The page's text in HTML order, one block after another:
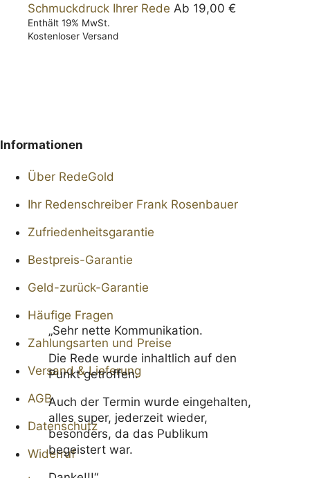
„Sehr nette Kommunikation.
Die Rede wurde inhaltlich auf den
Punkt getroffen.
Auch der Termin wurde eingehalten,
alles super, jederzeit wieder,
besonders, da das Publikum
begeistert war.
Schmuckdruck Ihrer Rede Ab 19,00 €
Enthält 19% MwSt.
Kostenloser Versand
Infor­ma­tionen
Über Rede­Gold
Ihr Reden­schreiber Frank Rosenbauer
Zufrie­den­heits­ga­rantie
Best­preis-Garantie
Geld-zurück-Garantie
Häufige Fragen
Zahlungs­arten und Preise
Versand & Lieferung
AGB
Daten­schutz
Widerruf